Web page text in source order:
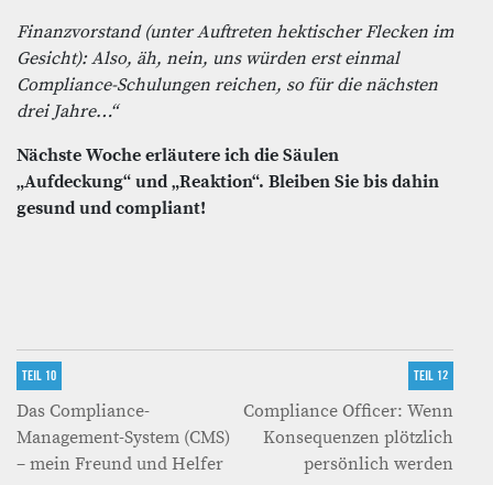
Finanzvorstand (unter Auftreten hektischer Flecken im
Gesicht): Also, äh, nein, uns würden erst einmal
Compliance-Schulungen reichen, so für die nächsten
drei Jahre…“
Nächste Woche erläutere ich die Säulen
„Aufdeckung“ und „Reaktion“. Bleiben Sie bis dahin
gesund und compliant!
TEIL 10
Das Compliance-
Management-System (CMS)
– mein Freund und Helfer
TEIL 12
Compliance Officer: Wenn
Konsequenzen plötzlich
persönlich werden